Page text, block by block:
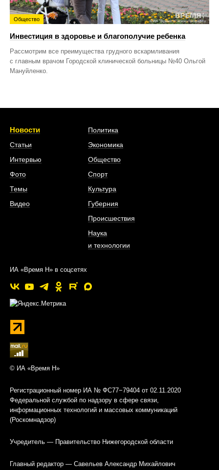
Общество
Инвестиция в здоровье и благополучие ребенка
Рассмотрим все преимущества грудного вскармливания
с главным врачом Городской клинической больницы №40 Ольгой
Мануйленко.
Новости
Статьи
Интервью
Фото
Темы
Видео
Политика
Экономика
Общество
Спорт
Культура
Губерния
Происшествия
Наука
и технологии
ИА «Время Н» в соцсетях
© ИА «Время Н»
Регистрационный номер ИА № ФС77−79404 от 02.11.2020
Федеральной службой по надзору в сфере связи,
информационных технологий и массовых коммуникаций
(Роскомнадзор)
Учредитель — Правительство Нижегородской области
Главный редактор — Савельев Александр Михайлович